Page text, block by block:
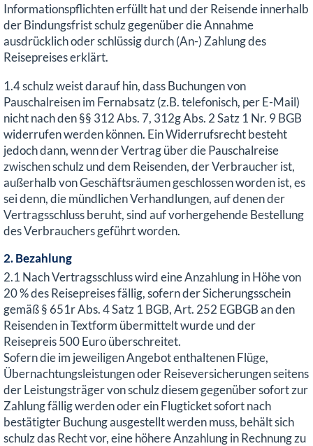
Informationspflichten erfüllt hat und der Reisende innerhalb
der Bindungsfrist schulz gegenüber die Annahme
ausdrücklich oder schlüssig durch (An-) Zahlung des
Reisepreises erklärt.
1.4 schulz weist darauf hin, dass Buchungen von
Pauschalreisen im Fernabsatz (z.B. telefonisch, per E-Mail)
nicht nach den §§ 312 Abs. 7, 312g Abs. 2 Satz 1 Nr. 9 BGB
widerrufen werden können. Ein Widerrufsrecht besteht
jedoch dann, wenn der Vertrag über die Pauschalreise
zwischen schulz und dem Reisenden, der Verbraucher ist,
außerhalb von Geschäftsräumen geschlossen worden ist, es
sei denn, die mündlichen Verhandlungen, auf denen der
Vertragsschluss beruht, sind auf vorhergehende Bestellung
des Verbrauchers geführt worden.
2. Bezahlung
2.1 Nach Vertragsschluss wird eine Anzahlung in Höhe von
20 % des Reisepreises fällig, sofern der Sicherungsschein
gemäß § 651r Abs. 4 Satz 1 BGB, Art. 252 EGBGB an den
Reisenden in Textform übermittelt wurde und der
Reisepreis 500 Euro überschreitet.
Sofern die im jeweiligen Angebot enthaltenen Flüge,
Übernachtungsleistungen oder Reiseversicherungen seitens
der Leistungsträger von schulz diesem gegenüber sofort zur
Zahlung fällig werden oder ein Flugticket sofort nach
bestätigter Buchung ausgestellt werden muss, behält sich
schulz das Recht vor, eine höhere Anzahlung in Rechnung zu